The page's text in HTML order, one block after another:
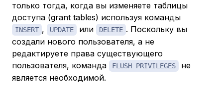
только тогда, когда вы изменяете таблицы
доступа (grant tables) используя команды
INSERT , UPDATE или DELETE . Поскольку вы
создали нового пользователя, а не
редактируете права существующего
пользователя, команда
FLUSH PRIVILEGES
не
является необходимой.